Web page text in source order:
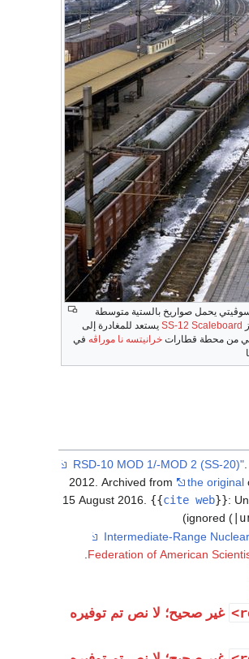
سوڤيتي يحمل صواريخ بالستية متوسطة
SS-12 Scaleboard يستعد للمغادرة إلى
من محطة قطارات خرانيتسه نا موراڤه في
2012. Archived from
the original
15 August 2016 {{cite web}}:
ignored (
)
Federation of American
غير صحيح؛ لا نص تم توفيره